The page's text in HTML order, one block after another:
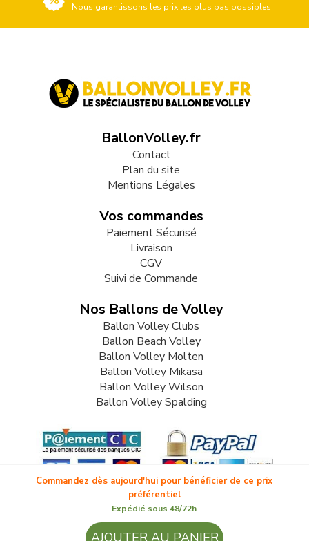
Commandez dès aujourd'hui pour bénéficier de ce prix
préférentiel
Expédié sous 48/72h
AJOUTER AU PANIER
Nous garantissons les prix les plus bas possibles
BallonVolley.fr
Contact
Plan du site
Mentions Légales
Vos commandes
Paiement Sécurisé
Livraison
CGV
Suivi de Commande
Nos Ballons de Volley
Ballon Volley Clubs
Ballon Beach Volley
Ballon Volley Molten
Ballon Volley Mikasa
Ballon Volley Wilson
Ballon Volley Spalding
© 2009-2026 LB82. Tous droits réservés - ballonvolley.fr -